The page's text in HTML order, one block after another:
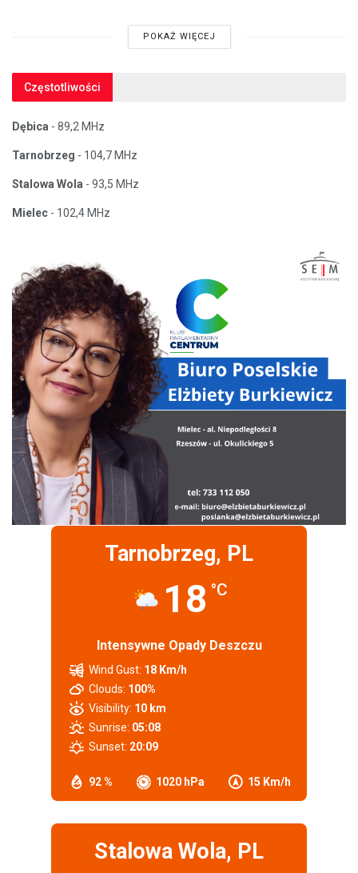
POKAŻ WIĘCEJ
Częstotliwości
Dębica - 89,2 MHz
Tarnobrzeg - 104,7 MHz
Stalowa Wola - 93,5 MHz
Mielec - 102,4 MHz
Tarnobrzeg, PL
18 °C
Intensywne Opady Deszczu
92 % 1020 hPa 15 Km/h
Wind Gust: 18 Km/h
Clouds: 100%
Visibility: 10 km
Sunrise: 05:08
Sunset: 20:09
Stalowa Wola, PL